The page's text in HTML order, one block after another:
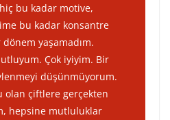
bu kadar motive,
bu kadar konsantre
yaşamadım.
Çok iyiyim. Bir
düşünmüyorum.
olan çiftlere gerçekten
hepsine mutluluklar